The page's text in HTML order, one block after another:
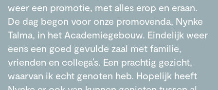
weer een promotie, met alles erop en eraan.
De dag begon voor onze promovenda, Nynke
Talma, in het Academiegebouw. Eindelijk weer
eens een goed gevulde zaal met familie,
vrienden en collega’s. Een prachtig gezicht,
waarvan ik echt genoten heb. Hopelijk heeft